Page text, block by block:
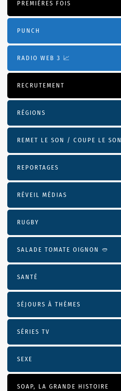
PREMIÈRES FOIS
PUNCH
RADIO WEB 3 📈
RECRUTEMENT
RÉGIONS
REMET LE SON / COUPE LE SON
REPORTAGES
RÉVEIL MÉDIAS
RUGBY
SALADE TOMATE OIGNON 🥙
SANTÉ
SÉJOURS À THÈMES
SÉRIES TV
SEXE
SOAP, LA GRANDE HISTOIRE